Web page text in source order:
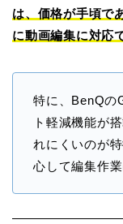
は、価格が手頃で
に動画編集に対応
特に、BenQの
ト軽減機能が
れにくいのが
心して編集作